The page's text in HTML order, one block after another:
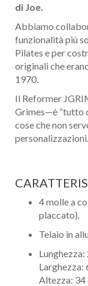
di Joe.
Abbiamo
funzionalità più
Pilates e per
originali che
1970.
Il Reformer
Grimes—è “tutto
cose che non
4 molle a
placcato).
Telaio in
Lunghezza:
Larghezza:
Altezza: 34